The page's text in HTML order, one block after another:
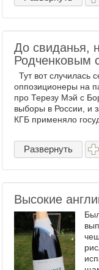
До свиданья,
Родченковым
Тут вот случилась
оппозиционеры на
про Терезу Мэй с
выборы в России, и
КГБ применяло
Развернуть
Высокие